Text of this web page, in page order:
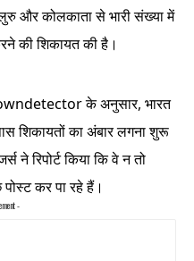
और कोलकाता से भारी संख्या में
की शिकायत की है।
के अनुसार, भारत
शिकायतों का अंबार लगना शुरू
रिपोर्ट किया कि वे न तो
कर पा रहे हैं।
-